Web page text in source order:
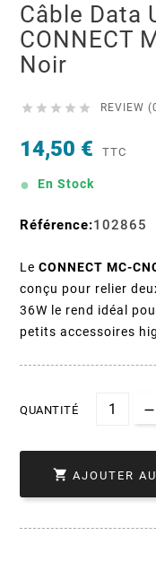
Câble Data
CONNECT
Noir
     REVIEW
14,50 € TTC
En Stock
Référence:102865
Le CONNECT MC-
conçu pour relier
36W le rend idéal
petits accessoires
QUANTITÉ
 AJOUTER